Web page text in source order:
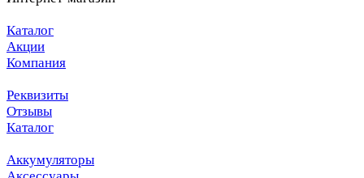
Каталог
Акции
Компания
Реквизиты
Отзывы
Каталог
Аккумуляторы